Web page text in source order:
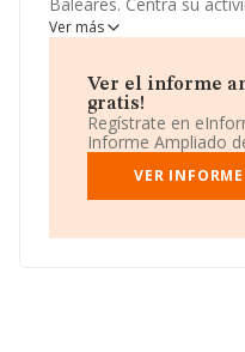
Restaurantes. La empresa
bienes.
Ver más
Ver el informe
gratis!
Regístrate en
Informe Ampliado
VER